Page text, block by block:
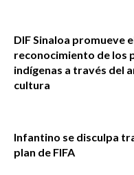
DIF Sinaloa promueve
reconocimiento de los
indígenas a través del
cultura
Infantino se disculpa
plan de FIFA